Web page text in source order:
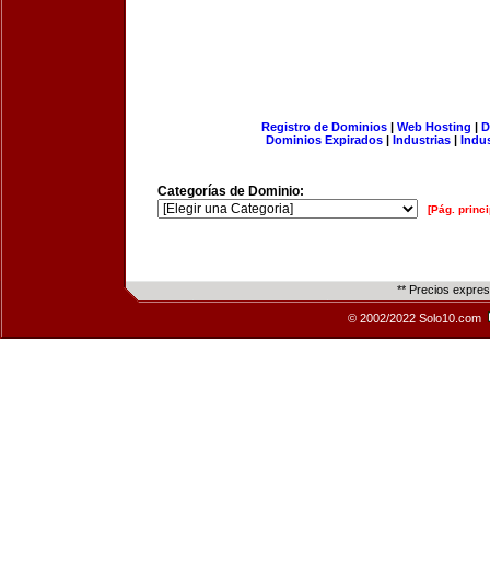
Registro de Dominios| Web Hosting |
Dominios Expirados | Industrias |
Categorías de Dominio:
[Pág.
** Precios
© 2002/2022 Solo10.com